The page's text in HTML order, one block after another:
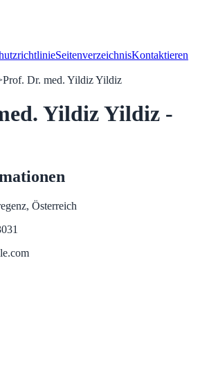
SeitenverzeichnisKontaktieren
Prof. Dr. med. Yildiz Yildiz
Yildiz Yildiz -
Österreich